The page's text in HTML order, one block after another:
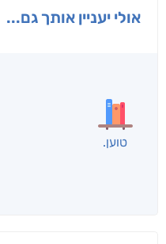
אולי יעניין אותך גם...